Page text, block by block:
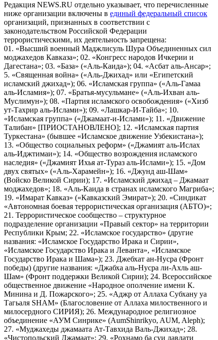
Редакция NEWS.RU отдельно указывает, что перечисленные
ниже организации включены в единый федеральный список
организаций, признанных в соответствии с
законодательством Российской Федерации
террористическими, их деятельность запрещена:
01. «Высший военный Маджлисуль Шура Объединенных сил
моджахедов Кавказа»; 02. «Конгресс народов Ичкерии и
Дагестана»; 03. «База» («Аль-Каида»); 04. «Асбат аль-Ансар»;
5. «Священная война» («Аль-Джихад» или «Египетский
исламский джихад»); 06. «Исламская группа» («Аль-Гамаа
аль-Исламия»); 07. «Братья-мусульмане» («Аль-Ихван аль-
Муслимун»); 08. «Партия исламского освобождения» («Хизб
ут-Тахрир аль-Ислами»); 09. «Лашкар-И-Тайба»; 10.
«Исламская группа» («Джамаат-и-Ислами»); 11. «Движение
Талибан» [ПРИОСТАНОВЛЕНО]; 12. «Исламская партия
Туркестана» (бывшее «Исламское движение Узбекистана»);
13. «Общество социальных реформ» («Джамият аль-Ислах
аль-Иджтимаи»); 14. «Общество возрождения исламского
наследия» («Джамият Ихья ат-Тураз аль-Ислами»); 15. «Дом
двух святых» («Аль-Харамейн»); 16. «Джунд аш-Шам»
(Войско Великой Сирии); 17. «Исламский джихад – Джамаат
моджахедов»; 18. «Аль-Каида в странах исламского Магриба»;
19. «Имарат Кавказ» («Кавказский Эмират»); 20. «Синдикат
«Автономная боевая террористическая организация (АБТО)»;
21. Террористическое сообщество – структурное
подразделение организации «Правый сектор» на территории
Республики Крым; 22. «Исламское государство» (другие
названия: «Исламское Государство Ирака и Сирии»,
«Исламское Государство Ирака и Леванта», «Исламское
Государство Ирака и Шама»); 23. Джебхат ан-Нусра (Фронт
победы) (другие названия: «Джабха аль-Нусра ли-Ахль аш-
Шам» (Фронт поддержки Великой Сирии); 24. Всероссийское
общественное движение «Народное ополчение имени К.
Минина и Д. Пожарского»; 25. «Аджр от Аллаха Субхану уа
Тагьаля SHAM» (Благословение от Аллаха милоственного и
милосердного СИРИЯ); 26. Международное религиозное
объединение «АУМ Синрике» (AumShinrikyo, AUM, Aleph);
27. «Муджахеды джамаата Ат-Тавхида Валь-Джихад»; 28.
«Чистопольский Джамаат»; 29. «Рохнамо ба суи давлати